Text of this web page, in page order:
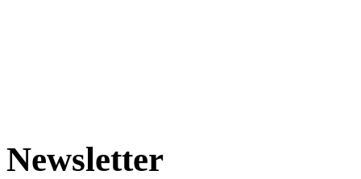
Newsletter